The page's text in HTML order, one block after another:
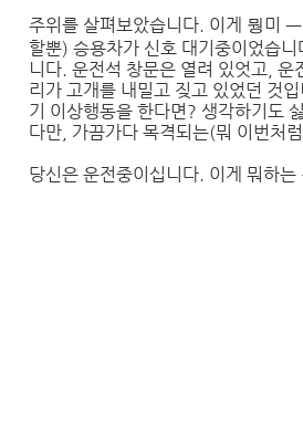
주위를 살펴보았습니다. 이게 뭥미
할뿐) 승용차가 신호 대기중이었습
니다. 운전석 창문은 열려 있엇고,
리가 고개를 내밀고 짖고 있었던 것
기 이상행동을 한다면? 생각하기도
다만, 가끔가다 목격되는(뭐 이번처
당신은 운전중이십니다. 이게 뭐하는